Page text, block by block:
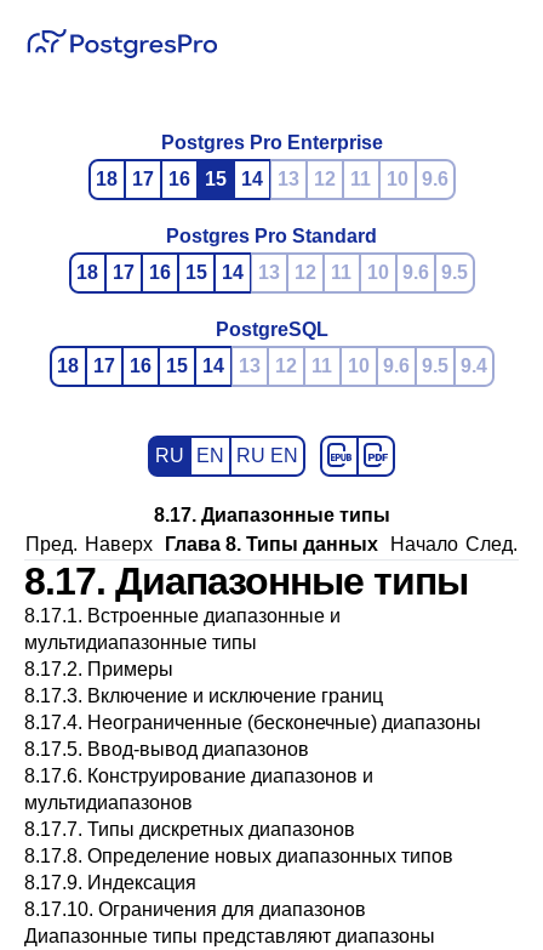
Postgres Pro Enterprise
18
17 16 15 14 13 12 11 10 9.6
Postgres Pro Standard
18
17 16 15 14 13 12 11 10 9.6 9.5
PostgreSQL
18
17 16 15 14 13 12 11 10 9.6 9.5 9.4
RU EN RU EN
8.17. Диапазонные типы
Пред. Наверх Глава 8. Типы данных Начало След.
8.17. Диапазонные типы
8.17.1. Встроенные диапазонные и
мультидиапазонные типы
8.17.2. Примеры
8.17.3. Включение и исключение границ
8.17.4. Неограниченные (бесконечные) диапазоны
8.17.5. Ввод-вывод диапазонов
8.17.6. Конструирование диапазонов и
мультидиапазонов
8.17.7. Типы дискретных диапазонов
8.17.8. Определение новых диапазонных типов
8.17.9. Индексация
8.17.10. Ограничения для диапазонов
Диапазонные типы представляют диапазоны